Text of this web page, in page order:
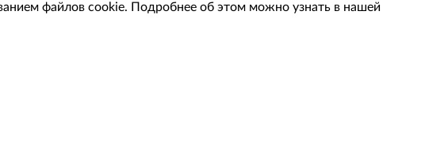
файлов cookie. Подробнее об этом можно узнать в нашей